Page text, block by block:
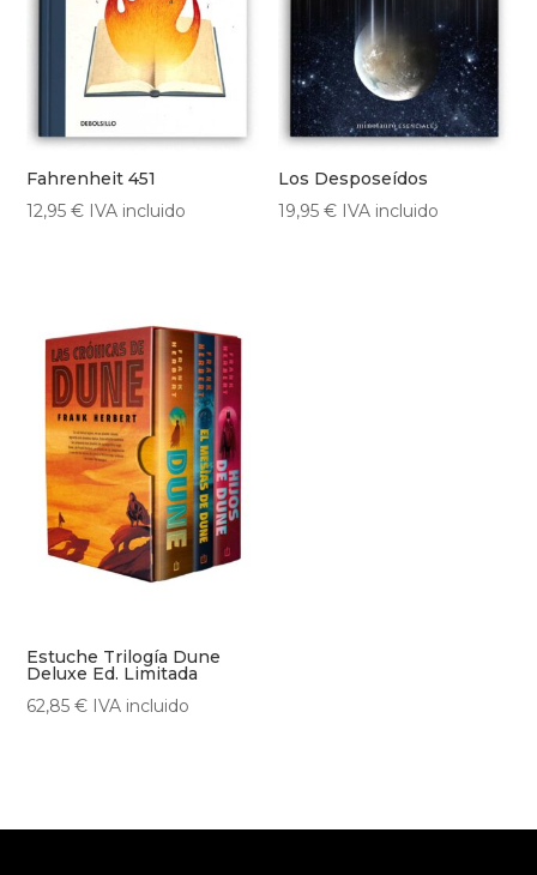
Fahrenheit 451
12,95€ IVA incluido
Los Desposeídos
19,95€ IVA incluido
Estuche Trilogía Dune
Deluxe Ed. Limitada
62,85€ IVA incluido